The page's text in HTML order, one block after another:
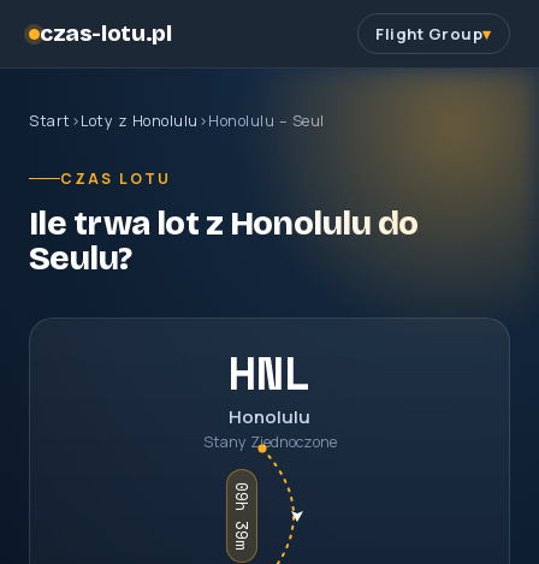
czas-lotu.pl Flight Group
Start ›Loty z Honolulu ›Honolulu – Seul
CZAS LOTU
Ile trwa lot z Honolulu do
Seulu?
HNL
Honolulu
Stany Zjednoczone
09h 39m